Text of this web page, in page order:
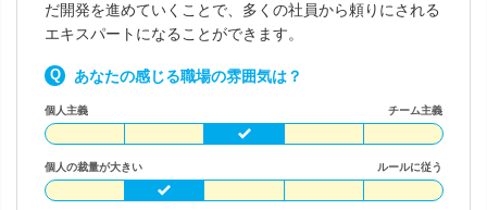
だ開発を進めていくことで、多くの社員から頼りにされる
エキスパートになることができます。
あなたの感じる職場の雰囲気は？
個人主義 チーム主義
個人の裁量が大きい ルールに従う